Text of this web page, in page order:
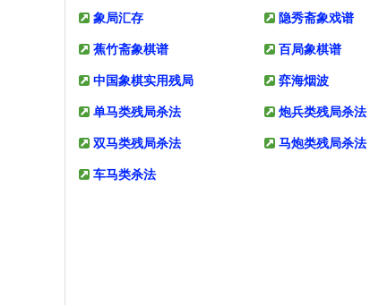
象局汇存 隐秀斋象戏谱
蕉竹斋象棋谱 百局象棋谱
中国象棋实用残局 弈海烟波
单马类残局杀法 炮兵类残局杀法
双马类残局杀法 马炮类残局杀法
车马类杀法